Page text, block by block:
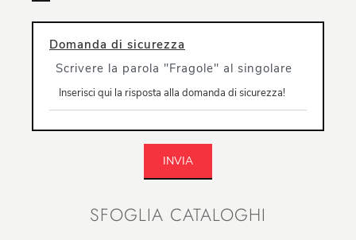
SFOGLIA CATALOGHI
Domanda di sicurezza
Scrivere la parola "Fragole" al singolare
INVIA